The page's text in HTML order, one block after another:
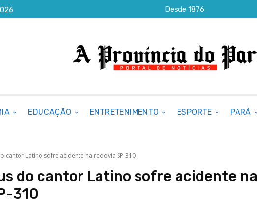
Desde 1876
EDUCAÇÃO ENTRETENIMENTO ESPORTE PARÁ
cantor Latino sofre acidente na rodovia SP-310
do cantor Latino sofre acidente na
310